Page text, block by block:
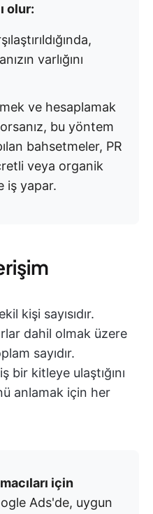
olur:
varlığını
ve hesaplamak
bu yöntem
bahsetmeler, PR
veya organik
iş yapar.
kişi sayısıdır.
dahil olmak üzere
sayıdır.
bir kitleye ulaştığını
anlamak için her
için
Ads'de, uygun